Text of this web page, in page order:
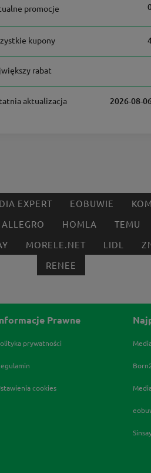
promocje
kupony
rabat
aktualizacja 2026-08-
EXPERT EOBUWIE
ALLEGRO HOMLA TEMU
MORELE.NET LIDL
RENEE
Prawne
prywatności
cookies